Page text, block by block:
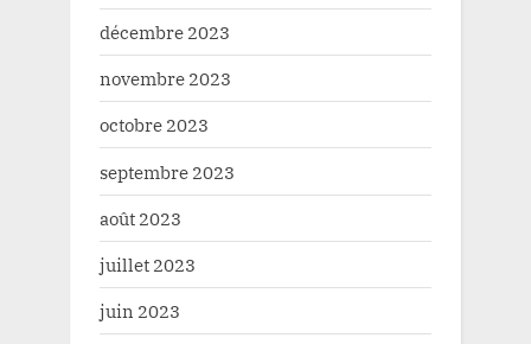
décembre 2023
novembre 2023
octobre 2023
septembre 2023
août 2023
juillet 2023
juin 2023